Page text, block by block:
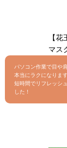
【
マス
パソコン作業で目や
本当にラクになります
短時間でリフレッシ
した！